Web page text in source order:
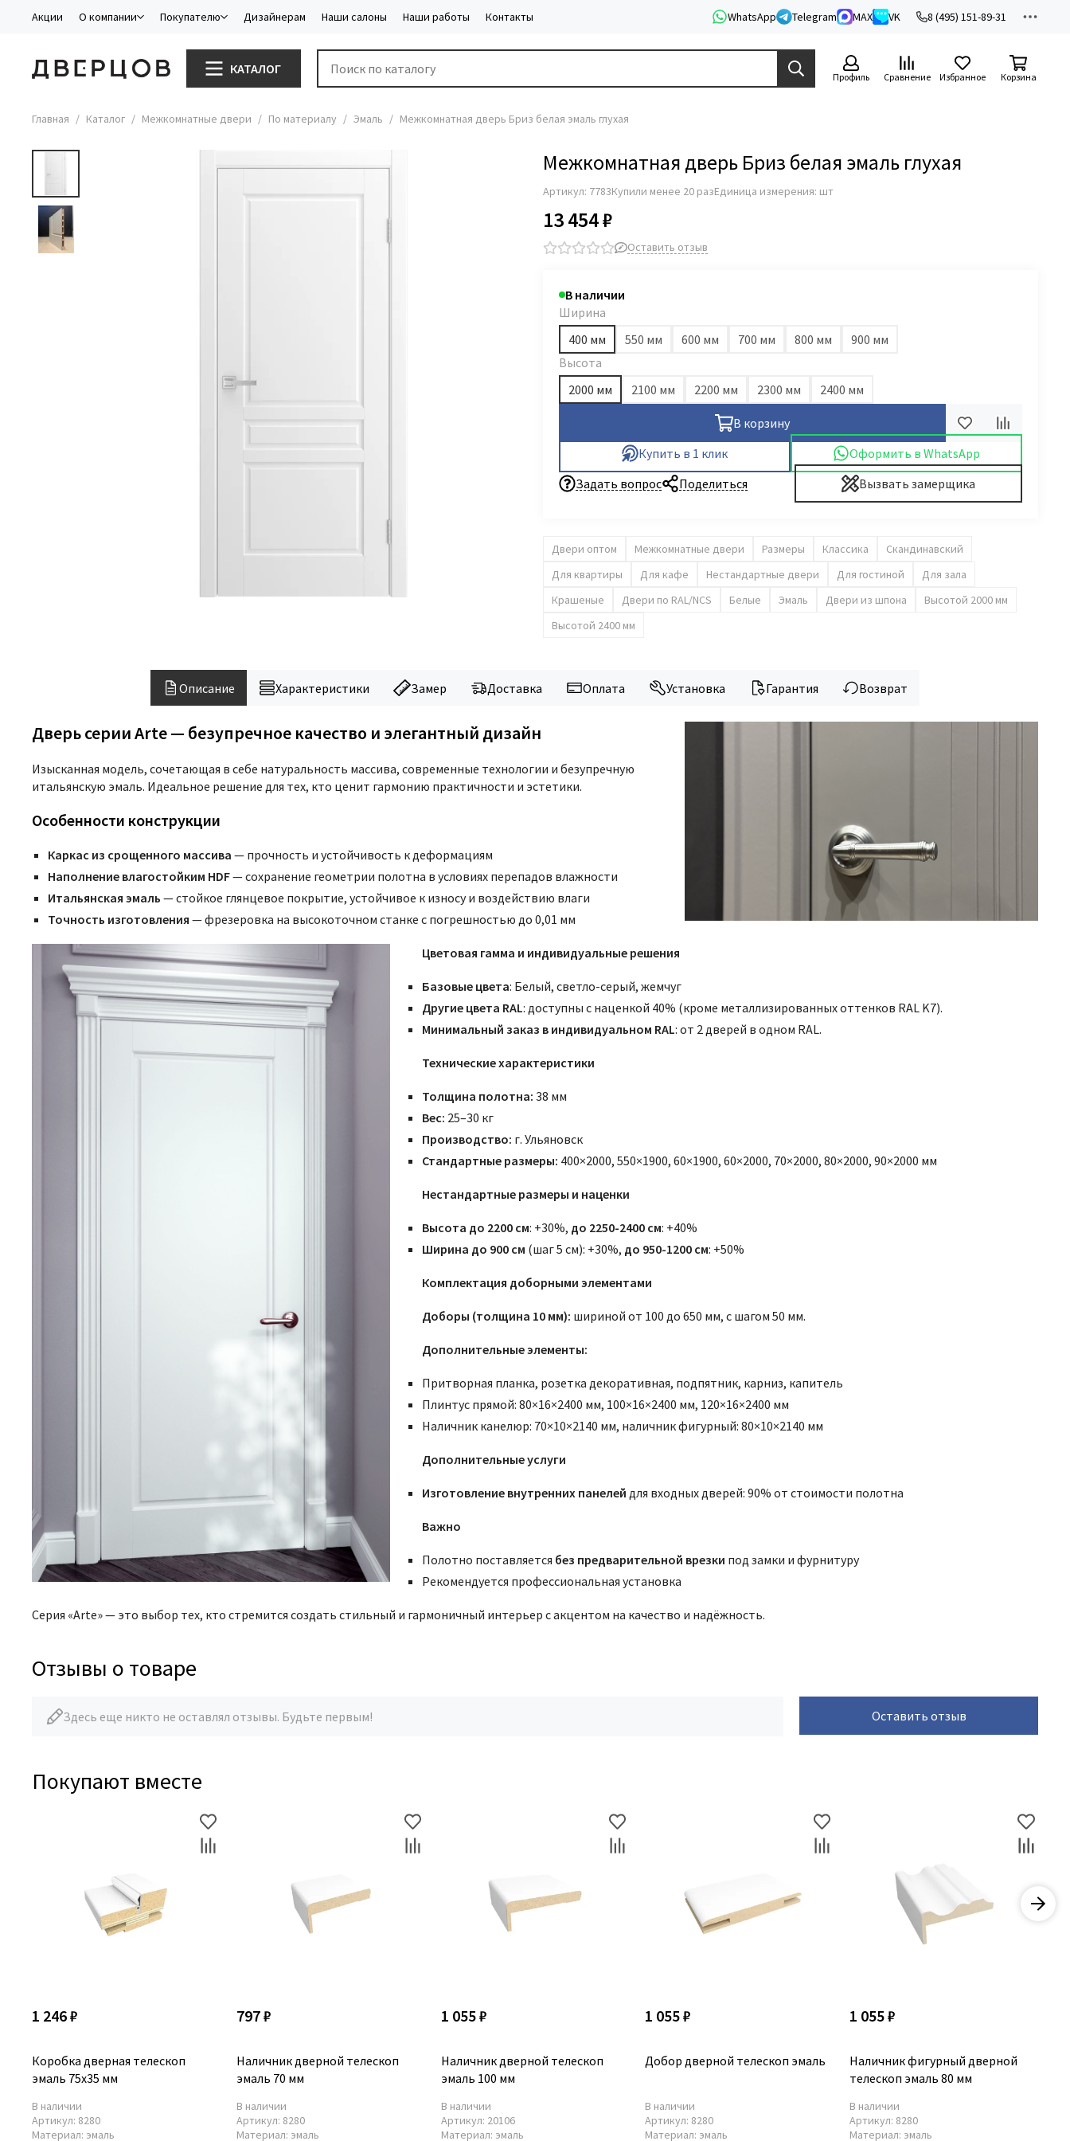
Акции О компании Покупателю Дизайнерам Наши салоны Наши работы Контакты WhatsApp Telegram MAX VK 8 (495) 151-89-31
КАТАЛОГ
Профиль Сравнение Избранное Корзина
Главная Каталог Межкомнатные двери По материалу Эмаль Межкомнатная дверь Бриз белая эмаль глухая
Межкомнатная дверь Бриз белая эмаль глухая
Артикул: 7783Купили менее 20 разЕдиница измерения: шт
13 454 ₽
Оставить отзыв
В наличии
Ширина
400 мм
550 мм 600 мм 700 мм 800 мм
900 мм
Высота
2000 мм
2100 мм 2200 мм 2300 мм 2400 мм
В корзину
Купить в 1 клик
Оформить в WhatsApp
Вызвать замерщика
Задать вопрос Поделиться
Двери оптом Межкомнатные двери Размеры Классика
Скандинавский
Для квартиры
Для кафе Нестандартные двери Для гостиной
Для зала
Крашеные
Двери по RAL/NCS Белые Эмаль Двери из шпона
Высотой 2000 мм
Высотой 2400 мм
Описание Характеристики Замер Доставка Оплата Установка Гарантия Возврат
Дверь серии Arte — безупречное качество и элегантный дизайн
Изысканная модель, сочетающая в себе натуральность массива, современные технологии и безупречную
итальянскую эмаль. Идеальное решение для тех, кто ценит гармонию практичности и эстетики.
Особенности конструкции
Каркас из срощенного массива — прочность и устойчивость к деформациям
Наполнение влагостойким HDF— сохранение геометрии полотна в условиях перепадов влажности
Итальянская эмаль — стойкое глянцевое покрытие, устойчивое к износу и воздействию влаги
Точность изготовления — фрезеровка на высокоточном станке с погрешностью до 0,01 мм
Цветовая гамма и индивидуальные решения
Базовые цвета: Белый, светло-серый, жемчуг
Другие цвета RAL: доступны с наценкой 40% (кроме металлизированных оттенков RAL K7).
Минимальный заказ в индивидуальном RAL: от 2 дверей в одном RAL.
Технические характеристики
Толщина полотна: 38 мм
Вес: 25–30 кг
Производство: г. Ульяновск
Стандартные размеры: 400×2000, 550×1900, 60×1900, 60×2000, 70×2000, 80×2000, 90×2000 мм
Нестандартные размеры и наценки
Высота до 2200 см: +30%, до 2250-2400 см: +40%
Ширина до 900 см (шаг 5 см): +30%, до 950-1200 см: +50%
Комплектация доборными элементами
Доборы (толщина 10 мм): шириной от 100 до 650 мм, с шагом 50 мм.
Дополнительные элементы:
Притворная планка, розетка декоративная, подпятник, карниз, капитель
Плинтус прямой: 80×16×2400 мм, 100×16×2400 мм, 120×16×2400 мм
Наличник канелюр: 70×10×2140 мм, наличник фигурный: 80×10×2140 мм
Дополнительные услуги
Изготовление внутренних панелей для входных дверей: 90% от стоимости полотна
Важно
Полотно поставляется без предварительной врезки под замки и фурнитуру
Рекомендуется профессиональная установка
Серия «Arte» — это выбор тех, кто стремится создать стильный и гармоничный интерьер с акцентом на качество и надёжность.
Отзывы о товаре
Здесь еще никто не оставлял отзывы. Будьте первым! Оставить отзыв
Покупают вместе
1 246 ₽
Коробка дверная телескоп
эмаль 75х35 мм
В наличии
Артикул: 8280
Материал: эмаль
797 ₽
Наличник дверной телескоп
эмаль 70 мм
В наличии
Артикул: 8280
Материал: эмаль
1 055 ₽
Наличник дверной телескоп
эмаль 100 мм
В наличии
Артикул: 20106
Материал: эмаль
1 055 ₽
Добор дверной телескоп эмаль
В наличии
Артикул: 8280
Материал: эмаль
1 055 ₽
Наличник фигурный дверной
телескоп эмаль 80 мм
В наличии
Артикул: 8280
Материал: эмаль